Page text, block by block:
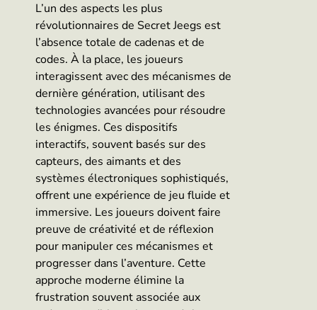
L’un des aspects les plus
révolutionnaires de Secret Jeegs est
l’absence totale de cadenas et de
codes. À la place, les joueurs
interagissent avec des mécanismes de
dernière génération, utilisant des
technologies avancées pour résoudre
les énigmes. Ces dispositifs
interactifs, souvent basés sur des
capteurs, des aimants et des
systèmes électroniques sophistiqués,
offrent une expérience de jeu fluide et
immersive. Les joueurs doivent faire
preuve de créativité et de réflexion
pour manipuler ces mécanismes et
progresser dans l’aventure. Cette
approche moderne élimine la
frustration souvent associée aux